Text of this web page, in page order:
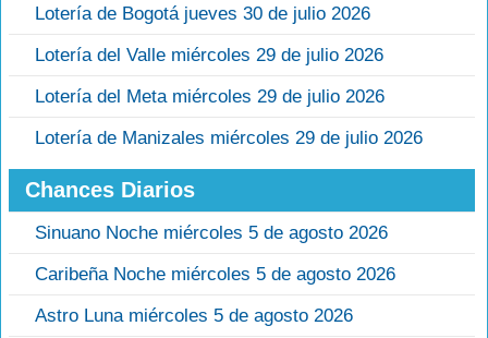
Lotería de Bogotá jueves 30 de julio 2026
Lotería del Valle miércoles 29 de julio 2026
Lotería del Meta miércoles 29 de julio 2026
Lotería de Manizales miércoles 29 de julio 2026
Chances Diarios
Sinuano Noche miércoles 5 de agosto 2026
Caribeña Noche miércoles 5 de agosto 2026
Astro Luna miércoles 5 de agosto 2026